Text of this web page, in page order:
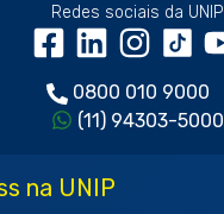
Redes sociais da UNIP
0800 010 9000
(11) 94303-5000
na UNIP